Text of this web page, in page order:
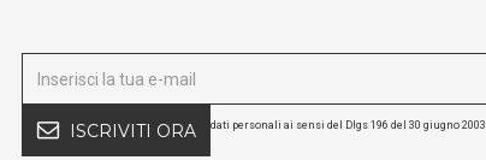
ISCRIVITI ORA dati personali ai sensi del Dlgs 196 del 30 giugno 2003